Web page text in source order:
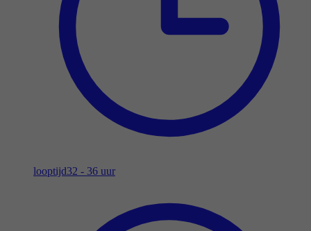
looptijd32 - 36 uur